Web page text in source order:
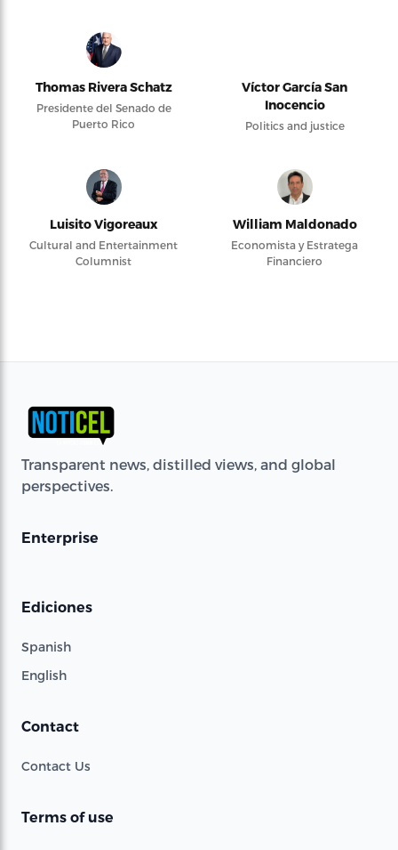
Thomas Rivera Schatz
Presidente del Senado de
Puerto Rico
Víctor García San
Inocencio
Politics and justice
Luisito Vigoreaux
Cultural and Entertainment
Columnist
William Maldonado
Economista y Estratega
Financiero
Transparent news, distilled views, and global
perspectives.
Enterprise
Ediciones
Spanish
English
Contact
Contact Us
Terms of use